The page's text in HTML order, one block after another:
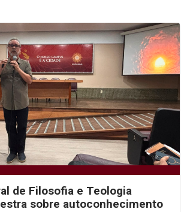
de Filosofia e Teologia
sobre autoconhecimento